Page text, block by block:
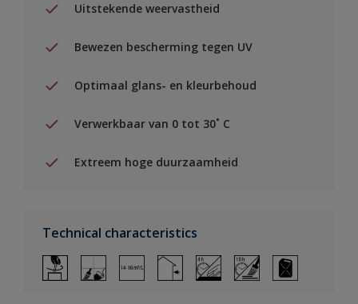
Uitstekende weervastheid
Bewezen bescherming tegen UV
Optimaal glans- en kleurbehoud
Verwerkbaar van 0 tot 30˚ C
Extreem hoge duurzaamheid
Technical characteristics